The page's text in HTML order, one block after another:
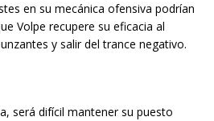
en su mecánica ofensiva podrían
Volpe recupere su eficacia al
y salir del trance negativo.
será difícil mantener su puesto